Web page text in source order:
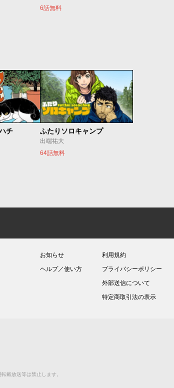
6話無料
チ ふたりソロキャンプ
出端祐大
64話無料
お知らせ
ヘルプ／使い方
利用規約
プライバシーポリシー
外部送信について
特定商取引法の表示
載放送等は禁止します。